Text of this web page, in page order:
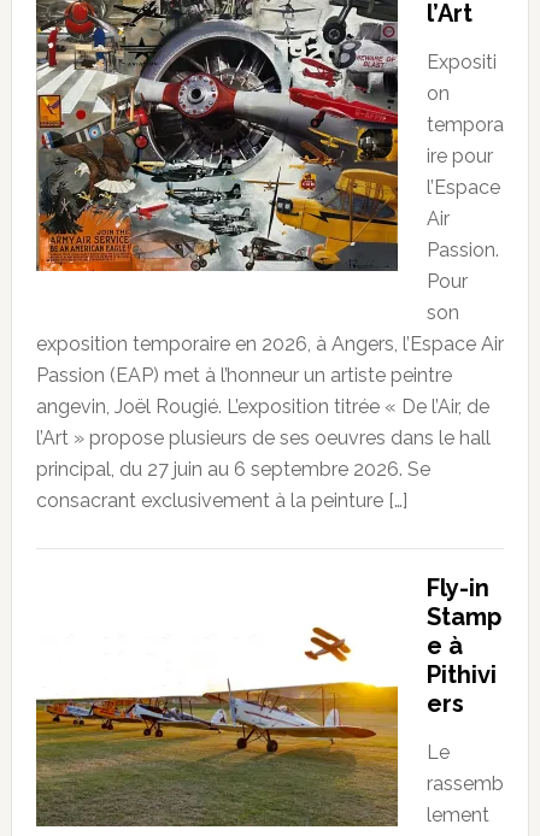
l’Art
Expositi
on
tempora
ire pour
l’Espace
Air
Passion.
Pour
son
exposition temporaire en 2026, à Angers, l’Espace Air
Passion (EAP) met à l’honneur un artiste peintre
angevin, Joël Rougié. L’exposition titrée « De l’Air, de
l’Art » propose plusieurs de ses oeuvres dans le hall
principal, du 27 juin au 6 septembre 2026. Se
consacrant exclusivement à la peinture […]
Fly-in
Stamp
e à
Pithivi
ers
Le
rassemb
lement